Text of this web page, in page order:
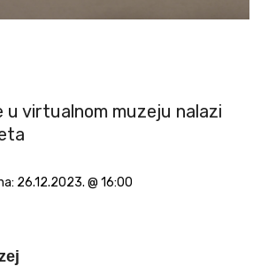
u virtualnom muzeju nalazi
26.12.2023. @ 16:00